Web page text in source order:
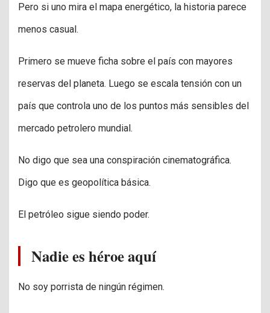
Pero si uno mira el mapa energético, la historia parece
menos casual.
Primero se mueve ficha sobre el país con mayores
reservas del planeta. Luego se escala tensión con un
país que controla uno de los puntos más sensibles del
mercado petrolero mundial.
No digo que sea una conspiración cinematográfica.
Digo que es geopolítica básica.
El petróleo sigue siendo poder.
Nadie es héroe aquí
No soy porrista de ningún régimen.